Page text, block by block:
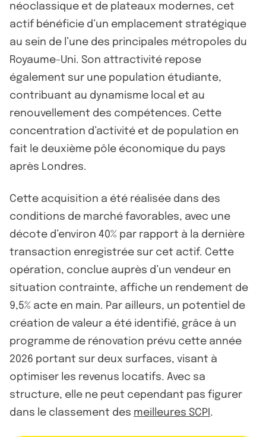
néoclassique et de plateaux modernes, cet
actif bénéficie d’un emplacement stratégique
au sein de l’une des principales métropoles du
Royaume-Uni. Son attractivité repose
également sur une population étudiante,
contribuant au dynamisme local et au
renouvellement des compétences. Cette
concentration d’activité et de population en
fait le deuxième pôle économique du pays
après Londres.
Cette acquisition a été réalisée dans des
conditions de marché favorables, avec une
décote d’environ 40% par rapport à la dernière
transaction enregistrée sur cet actif. Cette
opération, conclue auprès d’un vendeur en
situation contrainte, affiche un rendement de
9,5% acte en main. Par ailleurs, un potentiel de
création de valeur a été identifié, grâce à un
programme de rénovation prévu cette année
2026 portant sur deux surfaces, visant à
optimiser les revenus locatifs. Avec sa
structure, elle ne peut cependant pas figurer
dans le classement des meilleures SCPI .